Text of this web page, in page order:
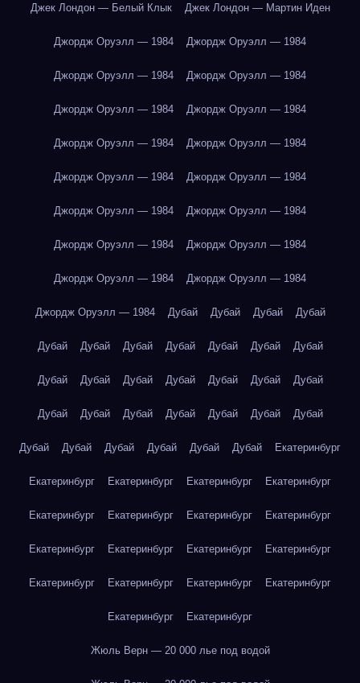
Джек Лондон — Белый Клык Джек Лондон — Мартин Иден
Джордж Оруэлл — 1984 Джордж Оруэлл — 1984
Джордж Оруэлл — 1984 Джордж Оруэлл — 1984
Джордж Оруэлл — 1984 Джордж Оруэлл — 1984
Джордж Оруэлл — 1984 Джордж Оруэлл — 1984
Джордж Оруэлл — 1984 Джордж Оруэлл — 1984
Джордж Оруэлл — 1984 Джордж Оруэлл — 1984
Джордж Оруэлл — 1984 Джордж Оруэлл — 1984
Джордж Оруэлл — 1984 Джордж Оруэлл — 1984
Джордж Оруэлл — 1984 Дубай Дубай Дубай Дубай
Дубай Дубай Дубай Дубай Дубай Дубай Дубай
Дубай Дубай Дубай Дубай Дубай Дубай Дубай
Дубай Дубай Дубай Дубай Дубай Дубай Дубай
Дубай Дубай Дубай Дубай Дубай Дубай Екатеринбург
Екатеринбург Екатеринбург Екатеринбург Екатеринбург
Екатеринбург Екатеринбург Екатеринбург Екатеринбург
Екатеринбург Екатеринбург Екатеринбург Екатеринбург
Екатеринбург Екатеринбург Екатеринбург Екатеринбург
Екатеринбург Екатеринбург
Жюль Верн — 20 000 лье под водой